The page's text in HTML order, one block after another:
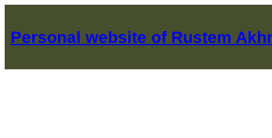
содержимому
Personal website of Rustem